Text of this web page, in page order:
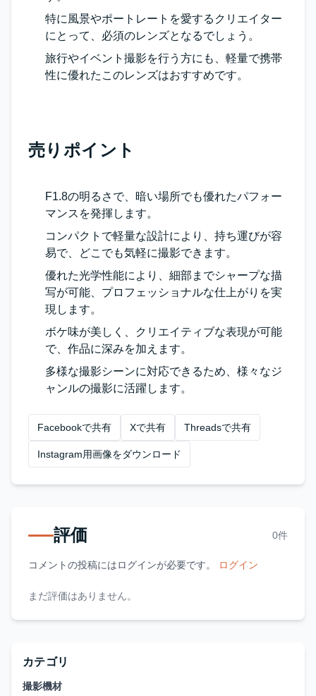
特に風景やポートレートを愛するクリエイター
にとって、必須のレンズとなるでしょう。
旅行やイベント撮影を行う方にも、軽量で携帯
性に優れたこのレンズはおすすめです。
売りポイント
F1.8の明るさで、暗い場所でも優れたパフォー
マンスを発揮します。
コンパクトで軽量な設計により、持ち運びが容
易で、どこでも気軽に撮影できます。
優れた光学性能により、細部までシャープな描
写が可能、プロフェッショナルな仕上がりを実
現します。
ボケ味が美しく、クリエイティブな表現が可能
で、作品に深みを加えます。
多様な撮影シーンに対応できるため、様々なジ
ャンルの撮影に活躍します。
Facebookで共有 Xで共有 Threadsで共有
Instagram用画像をダウンロード
評価 0件
コメントの投稿にはログインが必要です。 ログイン
まだ評価はありません。
カテゴリ
撮影機材